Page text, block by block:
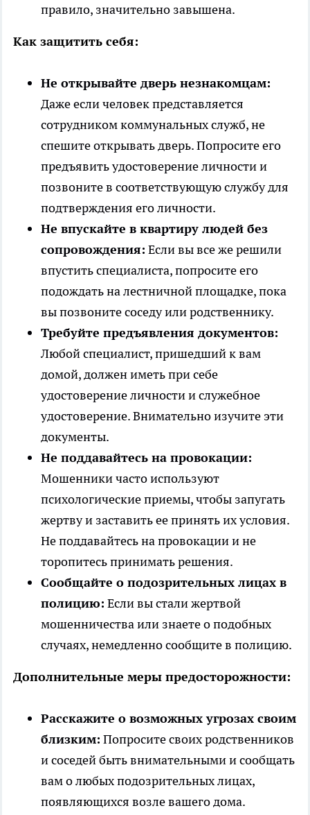
правило, значительно завышена.
Как защитить себя:
Не открывайте дверь незнакомцам:
Даже если человек представляется
сотрудником коммунальных служб, не
спешите открывать дверь. Попросите его
предъявить удостоверение личности и
позвоните в соответствующую службу для
подтверждения его личности.
Не впускайте в квартиру людей без
сопровождения: Если вы все же решили
впустить специалиста, попросите его
подождать на лестничной площадке, пока
вы позвоните соседу или родственнику.
Требуйте предъявления документов:
Любой специалист, пришедший к вам
домой, должен иметь при себе
удостоверение личности и служебное
удостоверение. Внимательно изучите эти
документы.
Не поддавайтесь на провокации:
Мошенники часто используют
психологические приемы, чтобы запугать
жертву и заставить ее принять их условия.
Не поддавайтесь на провокации и не
торопитесь принимать решения.
Сообщайте о подозрительных лицах в
полицию: Если вы стали жертвой
мошенничества или знаете о подобных
случаях, немедленно сообщите в полицию.
Дополнительные меры предосторожности:
Расскажите о возможных угрозах своим
близким: Попросите своих родственников
и соседей быть внимательными и сообщать
вам о любых подозрительных лицах,
появляющихся возле вашего дома.